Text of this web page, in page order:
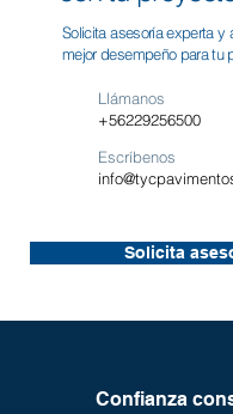
Solicita asesoría experta y
mejor desempeño para tu
Escríbenos
Llámanos
+56229256500
Solicita
Confianza